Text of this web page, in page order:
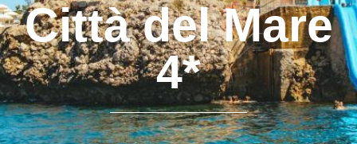
Città del Mare
4*